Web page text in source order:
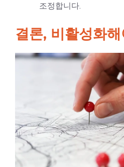
조정합니다.
결론, 비활성화